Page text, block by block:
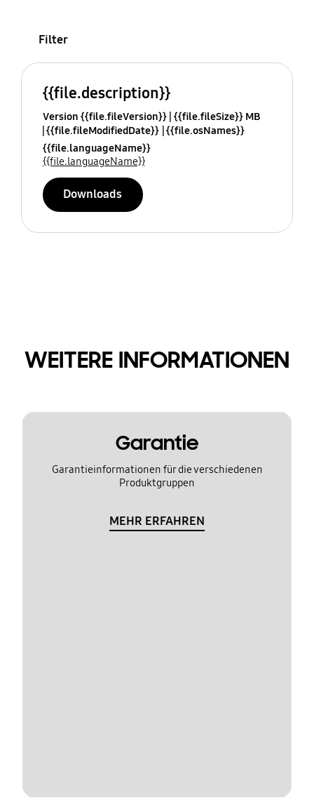
Filter
{{file.description}}
Version {{file.fileVersion}} {{file.fileSize}} MB
{{file.fileModifiedDate}} {{file.osNames}}
{{file.languageName}}
{{file.languageName}}
Downloads
WEITERE INFORMATIONEN
Garantie
Garantieinformationen für die verschiedenen
Produktgruppen
MEHR ERFAHREN